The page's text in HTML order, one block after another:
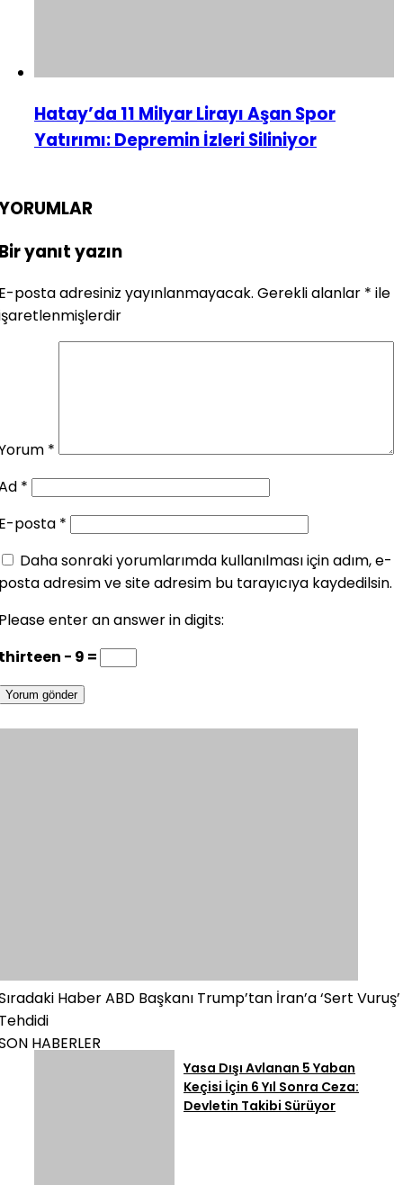
Hatay’da 11 Milyar Lirayı Aşan Spor
Yatırımı: Depremin İzleri Siliniyor
yanıt yazın
posta adresiniz yayınlanmayacak. Gerekli alanlar * ile
*
*
posta *
Daha sonraki yorumlarımda kullanılması için adım, e-
adresim ve site adresim bu tarayıcıya kaydedilsin.
enter an answer in digits:
− 9 =
HaberABD Başkanı Trump’tan İran’a ‘Sert Vuruş’
HABERLER
Yasa Dışı Avlanan 5 Yaban
Keçisi İçin 6 Yıl Sonra Ceza:
Devletin Takibi Sürüyor